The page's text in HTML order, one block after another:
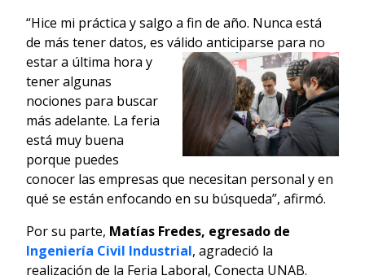
“Hice mi práctica y salgo a fin de año. Nunca está
de más tener datos, es válido anticiparse para no
estar a última hora y
tener algunas
nociones para buscar
más adelante. La feria
está muy buena
porque puedes
conocer las empresas que necesitan personal y en
qué se están enfocando en su búsqueda”, afirmó.
Por su parte, Matías Fredes, egresado de
Ingeniería Civil Industrial, agradeció la
realización de la Feria Laboral, Conecta UNAB.